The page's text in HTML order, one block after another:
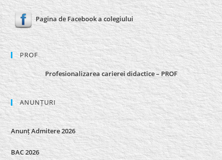
Pagina de Facebook a colegiului
PROF
Profesionalizarea carierei didactice – PROF
ANUNȚURI
Anunț Admitere 2026
BAC 2026